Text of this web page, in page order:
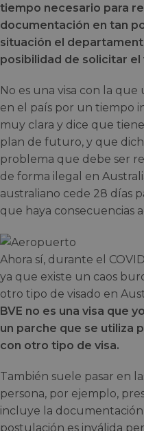
tiempo necesario para
documentación en tan
situación el
posibilidad de solicitar el
No es una visa con la
en el país por un tiempo
muy clara y dice que
plan de futuro, y que
problema que debe ser
de forma ilegal en
australiano cede 28 días
que haya consecuencias
Ahora sí, durante el
ya que existe un caos
otro tipo de visado en
BVE no es una visa que
un parche que se utiliza
con otro tipo de visa.
También suele pasar en
persona, por ejemplo,
incluye la documentación
postulación es inválida